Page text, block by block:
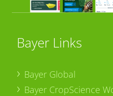
Bayer Links
Bayer Global
Bayer CropScience